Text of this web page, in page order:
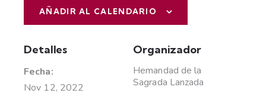
AÑADIR AL CALENDARIO
Detalles
Fecha:
Nov 12, 2022
Organizador
Hemandad de la
Sagrada Lanzada